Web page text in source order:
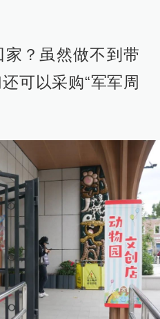
？虽然做不到带
可以采购“军军周